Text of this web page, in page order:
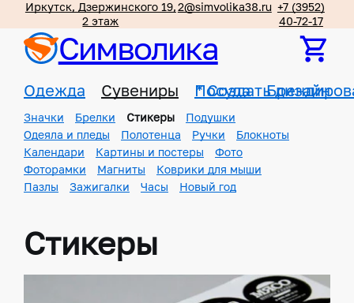
Иркутск, Дзержинского 19,
2 этаж
2@simvolika38.ru +7 (3952)
40-72-17
Символика
Одежда Сувениры Посуда
*Создать дизайн
Значки Брелки Стикеры
Подушки
Одеяла и пледы
Полотенца Ручки
Блокноты
Календари
Картины и постеры
Фото
Фоторамки
Магниты
Коврики для мыши
Пазлы
Зажигалки Часы Новый год
Стикеры